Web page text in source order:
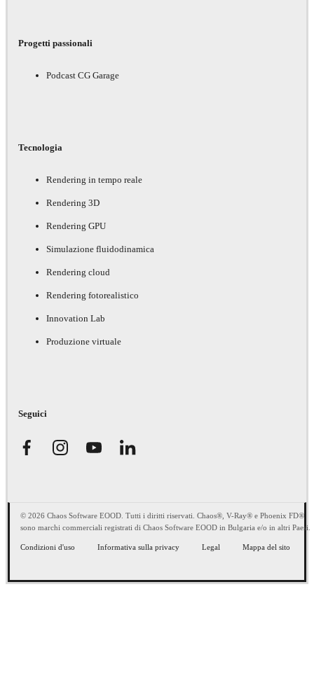
Progetti passionali
Podcast CG Garage
Tecnologia
Rendering in tempo reale
Rendering 3D
Rendering GPU
Simulazione fluidodinamica
Rendering cloud
Rendering fotorealistico
Innovation Lab
Produzione virtuale
Seguici
© 2026 Chaos Software EOOD. Tutti i diritti riservati. Chaos®, V-Ray® e Phoenix FD®
sono marchi commerciali registrati di Chaos Software EOOD in Bulgaria e/o in altri Paesi.
Condizioni d'uso Informativa sulla privacy Legal Mappa del sito